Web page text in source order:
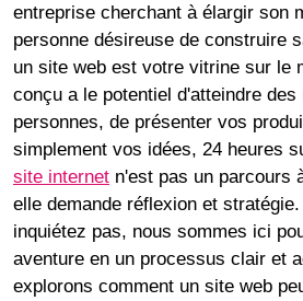
entreprise cherchant à élargir son
personne désireuse de construire
un site web est votre vitrine sur le
conçu a le potentiel d'atteindre des
personnes, de présenter vos
simplement vos idées, 24 heures
site internet n'est pas un parcours
elle demande réflexion et
inquiétez pas, nous sommes ici
aventure en un processus clair et
explorons comment un site web